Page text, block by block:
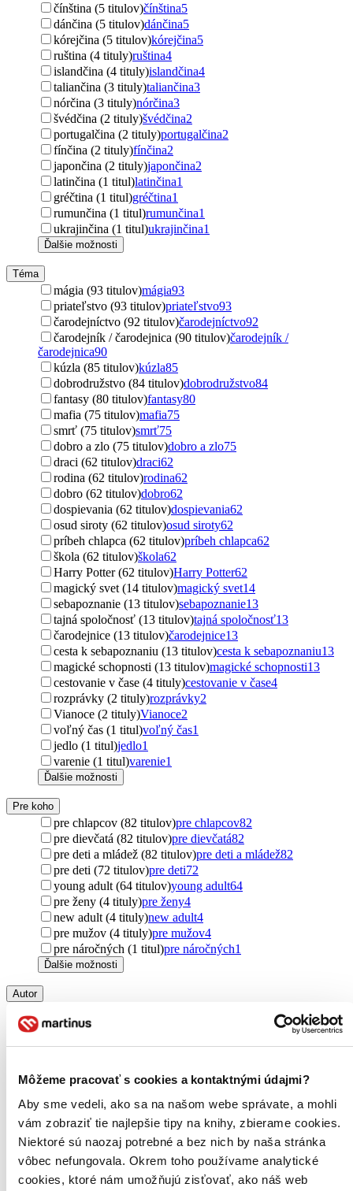
Môžeme pracovať s cookies a kontaktnými údajmi?
Aby sme vedeli, ako sa na našom webe správate, a mohli
vám zobraziť tie najlepšie tipy na knihy, zbierame cookies.
Niektoré sú naozaj potrebné a bez nich by naša stránka
vôbec nefungovala. Okrem toho používame analytické
cookies, ktoré nám umožňujú zisťovať, ako náš web
čínština (5 titulov)čínština5
dánčina (5 titulov)dánčina5
kórejčina (5 titulov)kórejčina5
ruština (4 tituly)ruština4
islandčina (4 tituly)islandčina4
taliančina (3 tituly)taliančina3
nórčina (3 tituly)nórčina3
švédčina (2 tituly)švédčina2
portugalčina (2 tituly)portugalčina2
fínčina (2 tituly)fínčina2
japončina (2 tituly)japončina2
latinčina (1 titul)latinčina1
gréčtina (1 titul)gréčtina1
rumunčina (1 titul)rumunčina1
ukrajinčina (1 titul)ukrajinčina1
Ďalšie možnosti
Téma
mágia (93 titulov)mágia93
priateľstvo (93 titulov)priateľstvo93
čarodejníctvo (92 titulov)čarodejníctvo92
čarodejník / čarodejnica (90 titulov)čarodejník /
čarodejnica90
kúzla (85 titulov)kúzla85
dobrodružstvo (84 titulov)dobrodružstvo84
fantasy (80 titulov)fantasy80
mafia (75 titulov)mafia75
smrť (75 titulov)smrť75
dobro a zlo (75 titulov)dobro a zlo75
draci (62 titulov)draci62
rodina (62 titulov)rodina62
dobro (62 titulov)dobro62
dospievania (62 titulov)dospievania62
osud siroty (62 titulov)osud siroty62
príbeh chlapca (62 titulov)príbeh chlapca62
škola (62 titulov)škola62
Harry Potter (62 titulov)Harry Potter62
magický svet (14 titulov)magický svet14
sebapoznanie (13 titulov)sebapoznanie13
tajná spoločnosť (13 titulov)tajná spoločnosť13
čarodejnice (13 titulov)čarodejnice13
cesta k sebapoznaniu (13 titulov)cesta k sebapoznaniu13
magické schopnosti (13 titulov)magické schopnosti13
cestovanie v čase (4 tituly)cestovanie v čase4
rozprávky (2 tituly)rozprávky2
Vianoce (2 tituly)Vianoce2
voľný čas (1 titul)voľný čas1
jedlo (1 titul)jedlo1
varenie (1 titul)varenie1
Ďalšie možnosti
Pre koho
pre chlapcov (82 titulov)pre chlapcov82
pre dievčatá (82 titulov)pre dievčatá82
pre deti a mládež (82 titulov)pre deti a mládež82
pre deti (72 titulov)pre deti72
young adult (64 titulov)young adult64
pre ženy (4 tituly)pre ženy4
new adult (4 tituly)new adult4
pre mužov (4 tituly)pre mužov4
pre náročných (1 titul)pre náročných1
Ďalšie možnosti
Autor
J. K. Rowling (56 titulov)
John Tiffany (4 tituly) John Tiffany 4
Joanna Farrow (3 tituly)
Joanna Farrow
Scholastic (2 tituly) Scholastic2
Kami Mandell (2 tituly)Kami Mandell2
Andrew Wolf (2 tituly) Andrew Wolf
2
Bob McCabe (1 titul)
Matthew Reinhart (1 titul)Matthew Reinhart1
Donald Lemke (1 titul)Donald Lemke1